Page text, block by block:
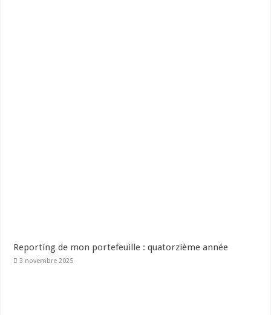
Reporting de mon portefeuille : quatorzième année
3 novembre 2025